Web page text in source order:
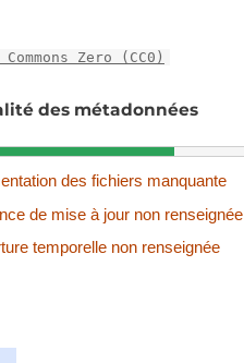
Zero (CC0)
des métadonnées
des métadonnées
des fichiers manquante
de mise à jour non renseignée
temporelle non renseignée